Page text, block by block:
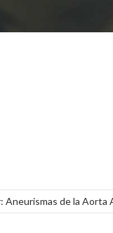
Aneurismas de la Aorta